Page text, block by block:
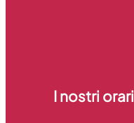
I nostri orari​